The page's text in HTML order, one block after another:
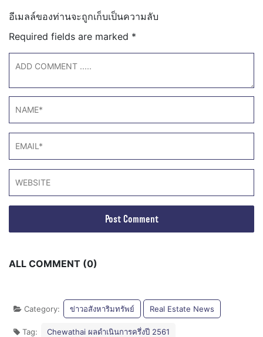
อีเมลล์ของท่านจะถูกเก็บเป็นความลับ
Required fields are marked *
ALL COMMENT (0)
Category: ข่าวอสังหาริมทรัพย์ Real Estate News
Tag: Chewathai ผลดำเนินการครึ่งปี 2561